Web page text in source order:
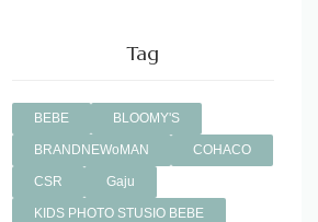
Tag
BEBE BLOOMY'S
BRANDNEWoMAN COHACO
CSR Gaju
KIDS PHOTO STUSIO BEBE